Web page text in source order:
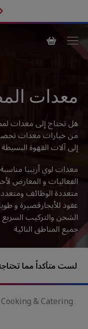
معدات
هل تحتاج إلى معدات
من خيارات معدات تحضير
إلى آلات القهوة
معدات لوي أريبيا
الفعاليات و المعارض
متعددة الوظائف
عقود للأيجارقصيرة و
الشحن والتركيب السريع
جميع المناطق النائية
لست متأكداً مما
Cooking & Catering